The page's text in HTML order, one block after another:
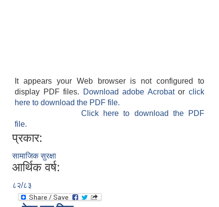
It appears your Web browser is not configured to
display PDF files.
Download adobe Acrobatorclick
here to download the PDF file.
Click here to download the PDF
file.
प्रकार:
सामाजिक सुरक्षा
आर्थिक वर्ष:
८२/८३